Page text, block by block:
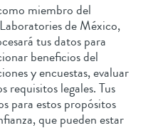
miembro del
de México,
tus datos para
beneficios del
y encuestas, evaluar
requisitos legales. Tus
para estos propósitos
que pueden estar